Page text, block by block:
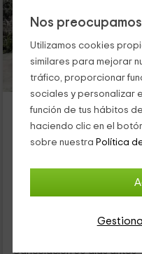
Nos
Utilizamos cookies
similares para mejorar
tráfico, proporcionar
sociales y personalizar
función de tus hábitos
haciendo clic en el
sobre nuestra Política
Casa El Vallito
Alojamiento ubicado a
Valverde, El Hierro
Cancelación 30 días antes